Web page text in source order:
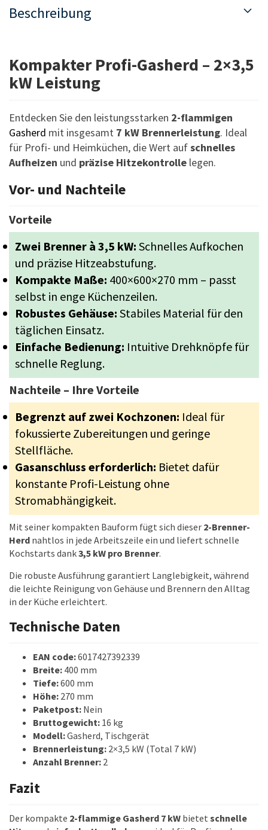
Beschreibung
Kompakter Profi-Gasherd – 2×3,5
kW Leistung
Entdecken Sie den leistungsstarken 2-flammigen
Gasherd mit insgesamt 7 kW Brennerleistung. Ideal
für Profi- und Heimküchen, die Wert aufschnelles
Aufheizen und präzise Hitzekontrolle legen.
Vor- und Nachteile
Vorteile
Zwei Brenner à 3,5 kW: Schnelles Aufkochen
und präzise Hitzeabstufung.
Kompakte Maße: 400×600×270 mm – passt
selbst in enge Küchenzeilen.
Robustes Gehäuse: Stabiles Material für den
täglichen Einsatz.
Einfache Bedienung: Intuitive Drehknöpfe für
schnelle Reglung.
Nachteile – Ihre Vorteile
Begrenzt auf zwei Kochzonen: Ideal für
fokussierte Zubereitungen und geringe
Stellfläche.
Gasanschluss erforderlich: Bietet dafür
konstante Profi-Leistung ohne
Stromabhängigkeit.
Mit seiner kompakten Bauform fügt sich dieser 2-Brenner-
Herd nahtlos in jede Arbeitszeile ein und liefert schnelle
Kochstarts dank3,5 kW pro Brenner.
Die robuste Ausführung garantiert Langlebigkeit, während
die leichte Reinigung von Gehäuse und Brennern den Alltag
in der Küche erleichtert.
Technische Daten
EAN code:6017427392339
Breite: 400 mm
Tiefe:600 mm
Höhe: 270 mm
Paketpost: Nein
Bruttogewicht: 16 kg
Modell:Gasherd, Tischgerät
Brennerleistung: 2×3,5 kW (Total 7 kW)
Anzahl Brenner: 2
Fazit
Der kompakte 2-flammige Gasherd 7 kW bietet schnelle